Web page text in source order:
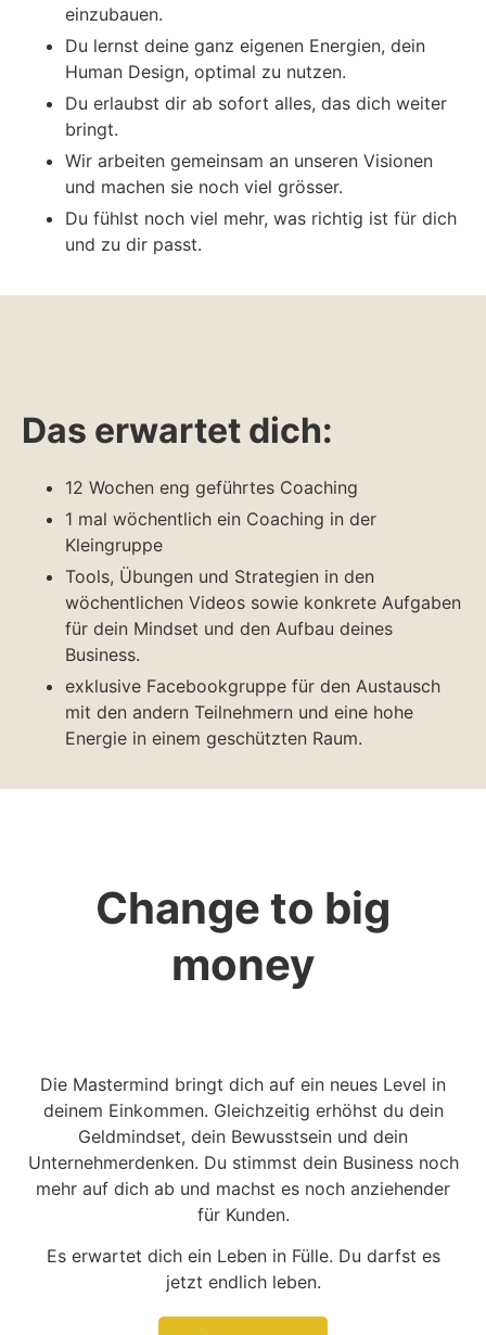
einzubauen.
Du lernst deine ganz eigenen Energien, dein
Human Design, optimal zu nutzen.
Du erlaubst dir ab sofort alles, das dich weiter
bringt.
Wir arbeiten gemeinsam an unseren Visionen
und machen sie noch viel grösser.
Du fühlst noch viel mehr, was richtig ist für dich
und zu dir passt.
Das erwartet dich:
12 Wochen eng geführtes Coaching
1 mal wöchentlich ein Coaching in der
Kleingruppe
Tools, Übungen und Strategien in den
wöchentlichen Videos sowie konkrete Aufgaben
für dein Mindset und den Aufbau deines
Business.
exklusive Facebookgruppe für den Austausch
mit den andern Teilnehmern und eine hohe
Energie in einem geschützten Raum.
Change to big
money
Die Mastermind bringt dich auf ein neues Level in
deinem Einkommen. Gleichzeitig erhöhst du dein
Geldmindset, dein Bewusstsein und dein
Unternehmerdenken. Du stimmst dein Business noch
mehr auf dich ab und machst es noch anziehender
für Kunden.
Es erwartet dich ein Leben in Fülle. Du darfst es
jetzt endlich leben.